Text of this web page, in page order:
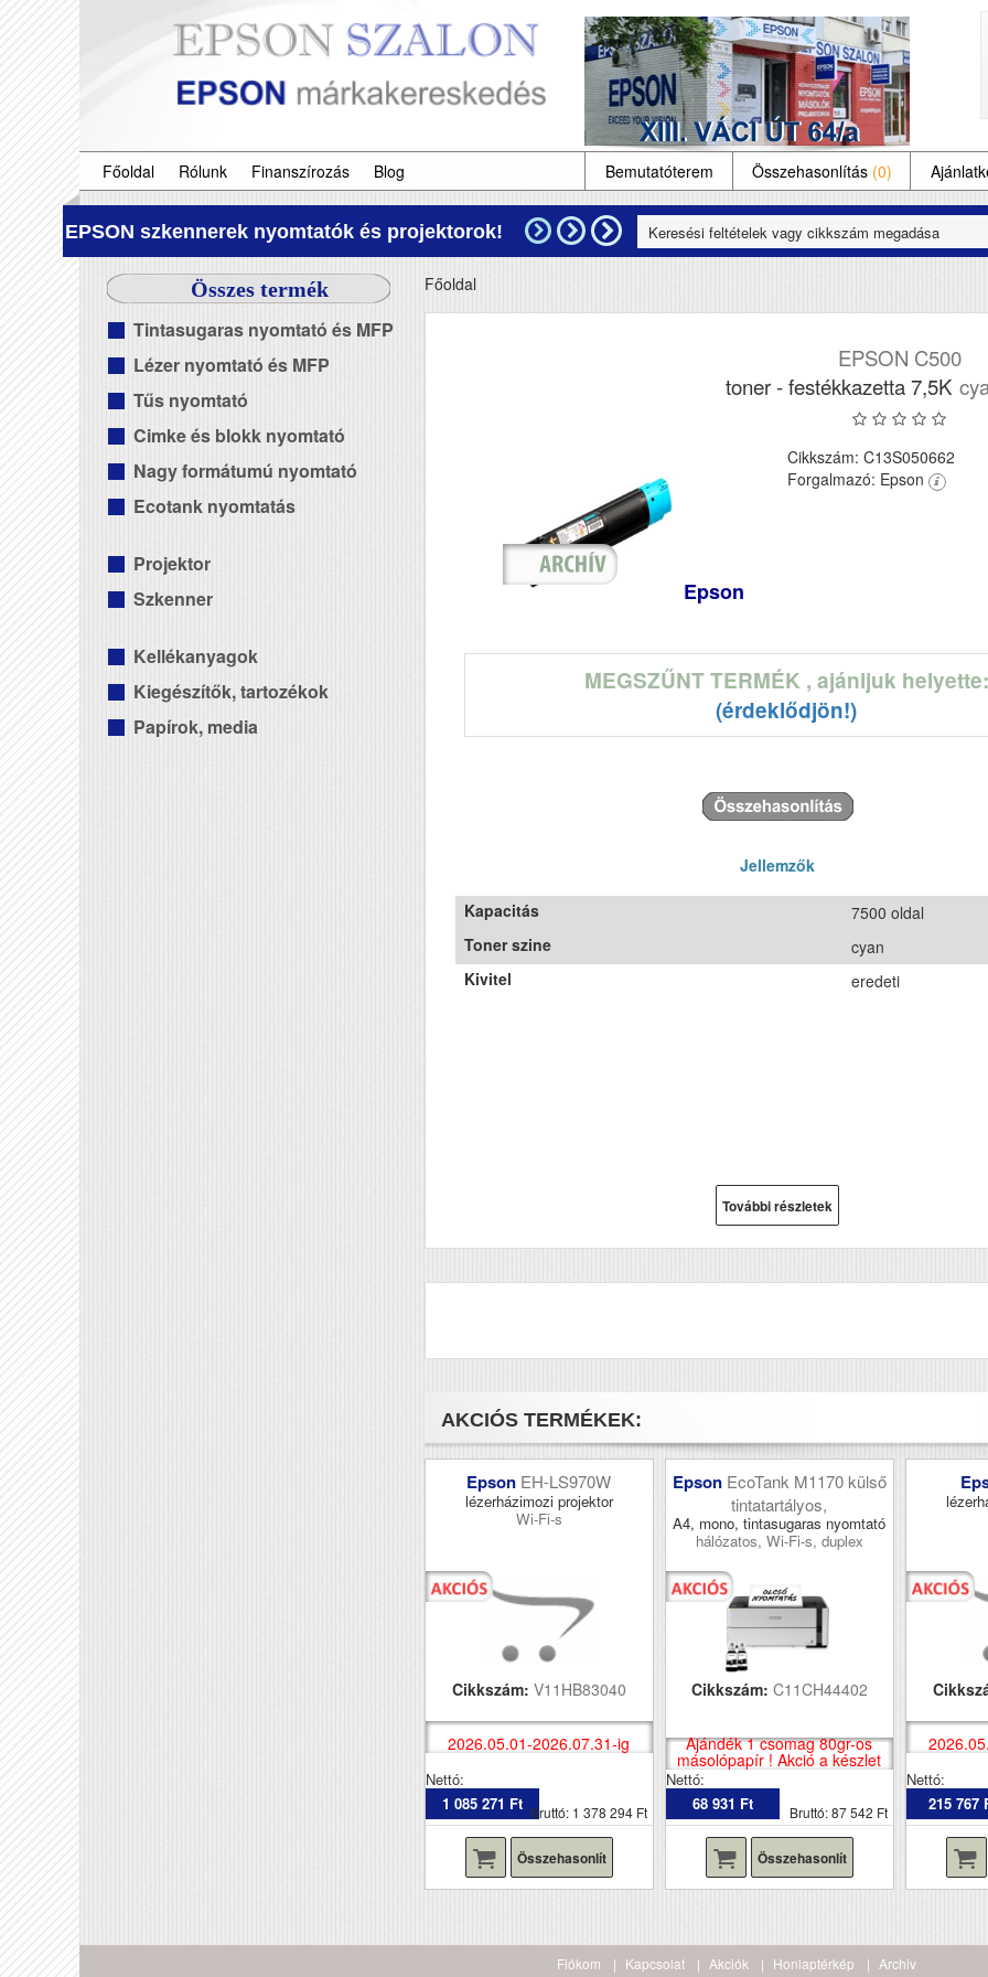
Főoldal Rólunk Finanszírozás Blog Bemutatóterem Összehasonlítás (0)
EPSON szkennerek nyomtatók és projektorok!
Összes termék
Tintasugaras nyomtató és MFP
Lézer nyomtató és MFP
Tűs nyomtató
Cimke és blokk nyomtató
Nagy formátumú nyomtató
Ecotank nyomtatás
Projektor
Szkenner
Kellékanyagok
Kiegészítők, tartozékok
Papírok, media
Főoldal
EPSON C500
toner - festékkazetta 7,5K
Epson
Cikkszám: C13S050662
Forgalmazó: Epson
MEGSZŰNT TERMÉK , ajánljuk helyette:
(érdeklődjön!)
Jellemzők
Kapacitás
7500 oldal
Toner szine
cyan
Kivitel
eredeti
További részletek
AKCIÓS TERMÉKEK:
Epson EH-LS970W
lézerházimozi projektor
Wi-Fi-s
Cikkszám: V11HB83040
2026.05.01-2026.07.31-ig
Nettó:
1 085 271 Ft Bruttó: 1 378 294 Ft
Összehasonlít
Epson EcoTank M1170 külső
tintatartályos,
A4, mono, tintasugaras nyomtató
hálózatos, Wi-Fi-s, duplex
Cikkszám: C11CH44402
Ajándék 1 csomag 80gr-os
másolópapír ! Akció a készlet
erejéig !
Nettó:
68 931 Ft
Bruttó: 87 542 Ft
Összehasonlít
Nettó:
215 767
Fiókom Kapcsolat Akciók Honlaptérkép Archiv